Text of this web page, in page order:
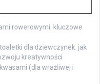
rowerowymi: kluczowe
dla dziewczynek: jak
kreatywności
(dla wrażliwej i